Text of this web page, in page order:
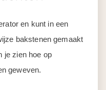
en kunt in een
bakstenen gemaakt
je zien hoe op
geweven.